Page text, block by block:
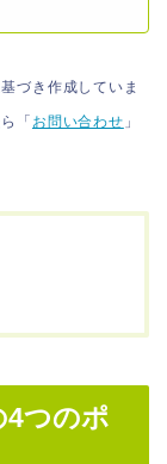
基づき作成していま
「 お問い合わせ 」
4つのポ